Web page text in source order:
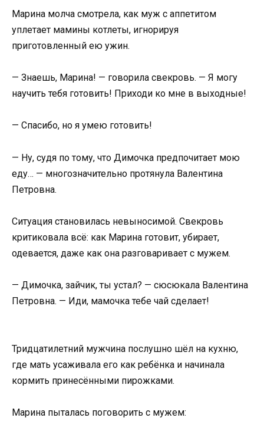
Марина молча смотрела, как муж с аппетитом
уплетает мамины котлеты, игнорируя
приготовленный ею ужин.
— Знаешь, Марина! — говорила свекровь. — Я могу
научить тебя готовить! Приходи ко мне в выходные!
— Спасибо, но я умею готовить!
— Ну, судя по тому, что Димочка предпочитает мою
еду… — многозначительно протянула Валентина
Петровна.
Ситуация становилась невыносимой. Свекровь
критиковала всё: как Марина готовит, убирает,
одевается, даже как она разговаривает с мужем.
— Димочка, зайчик, ты устал? — сюсюкала Валентина
Петровна. — Иди, мамочка тебе чай сделает!
Тридцатилетний мужчина послушно шёл на кухню,
где мать усаживала его как ребёнка и начинала
кормить принесёнными пирожками.
Марина пыталась поговорить с мужем: